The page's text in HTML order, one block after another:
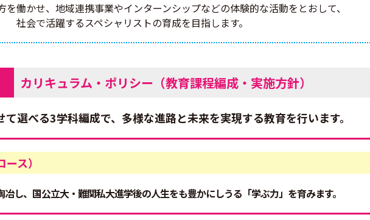
を働かせ、地域連携事業やインターンシップなどの体験的な活動をとおして、
社会で活躍するスペシャリストの育成を目指します。
カリキュラム・ポリシー（教育課程編成・実施方針）
選べる3学科編成で、多様な進路と未来を実現する教育を行います。
ス）
し、国公立大・難関私大進学後の人生をも豊かにしうる「学ぶ力」を育みます。